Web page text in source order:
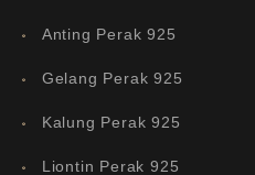
Anting Perak 925
Gelang Perak 925
Kalung Perak 925
Liontin Perak 925